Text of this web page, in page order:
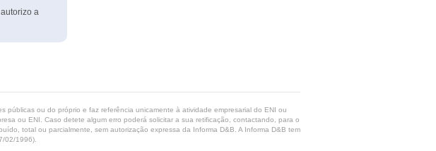
a
ou do próprio e faz referência unicamente à atividade empresarial do ENI ou
ou ENI. Caso detete algum erro poderá solicitar a sua retificação, contactando, para o
total ou parcialmente, sem autorização expressa da Informa D&B. A Informa D&B tem
02/1996).